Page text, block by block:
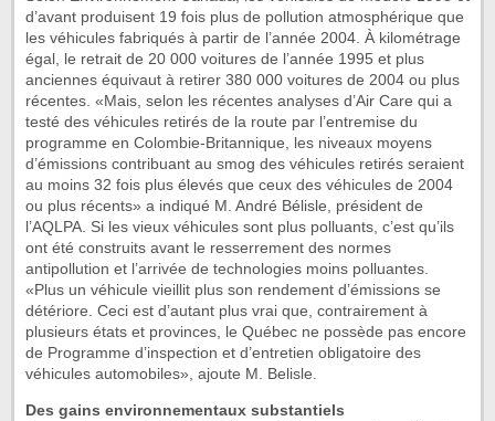
d’avant produisent 19 fois plus de pollution atmosphérique que
les véhicules fabriqués à partir de l’année 2004. À kilométrage
égal, le retrait de 20 000 voitures de l’année 1995 et plus
anciennes équivaut à retirer 380 000 voitures de 2004 ou plus
récentes. «Mais, selon les récentes analyses d’Air Care qui a
testé des véhicules retirés de la route par l’entremise du
programme en Colombie-Britannique, les niveaux moyens
d’émissions contribuant au smog des véhicules retirés seraient
au moins 32 fois plus élevés que ceux des véhicules de 2004
ou plus récents» a indiqué M. André Bélisle, président de
l’AQLPA. Si les vieux véhicules sont plus polluants, c’est qu’ils
ont été construits avant le resserrement des normes
antipollution et l’arrivée de technologies moins polluantes.
«Plus un véhicule vieillit plus son rendement d’émissions se
détériore. Ceci est d’autant plus vrai que, contrairement à
plusieurs états et provinces, le Québec ne possède pas encore
de Programme d’inspection et d’entretien obligatoire des
véhicules automobiles», ajoute M. Belisle.
Des gains environnementaux substantiels